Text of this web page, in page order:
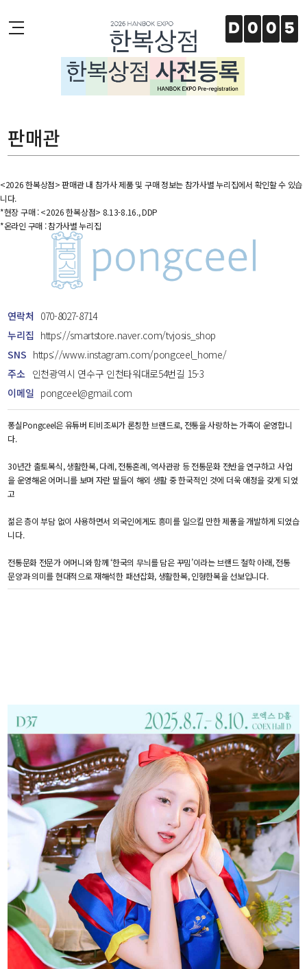
D 0 0 5
판매관
<2026 한복상점> 판매관 내 참가사 제품 및 구매 정보는 참가사별 누리집에서 확인할 수 있습
니다.
*현장 구매 : <2026 한복상점> 8.13-8.16., DDP
*온라인 구매 : 참가사별 누리집
연락처 070-8027-8714
누리집 https://smartstore.naver.com/tvjosis_shop
SNS https://www.instagram.com/pongceel_home/
주소 인천광역시 연수구 인천타워대로54번길 15-3
이메일 pongceel@gmail.com
퐁실Pongceel은 유튜버 티비조씨가 론칭한 브랜드로, 전통을 사랑하는 가족이 운영합니
다.
30년간 출토복식, 생활한복, 다례, 전통혼례, 역사관광 등 전통문화 전반을 연구하고 사업
을 운영해온 어머니를 보며 자란 딸들이 해외 생활 중 한국적인 것에 더욱 애정을 갖게 되었
고
젊은 층이 부담 없이 사용하면서 외국인에게도 흥미를 일으킬 만한 제품을 개발하게 되었습
니다.
전통문화 전문가 어머니와 함께 ‘한국의 무늬를 담은 꾸밈’이라는 브랜드 철학 아래, 전통
문양과 의미를 현대적으로 재해석한 패션잡화, 생활한복, 인형한복을 선보입니다.